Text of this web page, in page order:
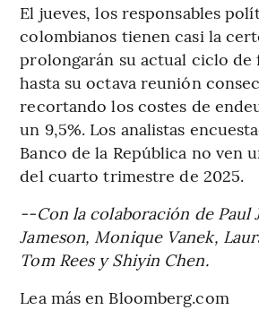
El jueves, los responsables
colombianos tienen casi la
prolongarán su actual ciclo
hasta su octava reunión
recortando los costes de
un 9,5%. Los analistas
Banco de la República no ven
del cuarto trimestre de 2025.
--Con la colaboración de Paul
Jameson, Monique Vanek,
Tom Rees y Shiyin Chen.
Lea más en Bloomberg.com